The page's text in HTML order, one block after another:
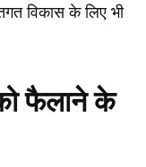
विकास के लिए भी
फैलाने के